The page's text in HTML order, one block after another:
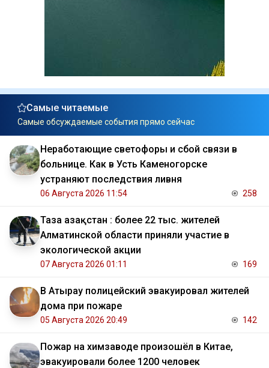
Самые читаемые
Самые обсуждаемые события прямо сейчас
Неработающие светофоры и сбой связи в
больнице. Как в Усть Каменогорске
устраняют последствия ливня
06 Августа 2026 11:54 258
Таза Қазақстан : более 22 тыс. жителей
Алматинской области приняли участие в
экологической акции
07 Августа 2026 01:11 169
В Атырау полицейский эвакуировал жителей
дома при пожаре
05 Августа 2026 20:49 142
Пожар на химзаводе произошёл в Китае,
эвакуировали более 1200 человек